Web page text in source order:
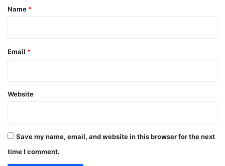
*
Name *
Email *
Website
Save my name, email, and website in this browser for the next
time I comment.